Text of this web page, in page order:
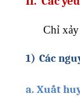
Chỉ xảy
1) Các
a. Xuất